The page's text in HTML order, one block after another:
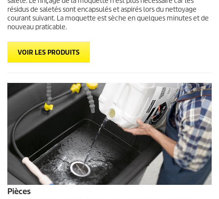
résidus de saletés sont encapsulés et aspirés lors du nettoyage
courant suivant. La moquette est sèche en quelques minutes et de
nouveau praticable.
VOIR LES PRODUITS
Pièces